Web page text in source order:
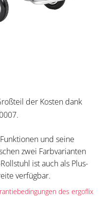
der Kosten dank
und seine
zwei Farbvarianten
ist auch als Plus-
verfügbar.
des ergoflix